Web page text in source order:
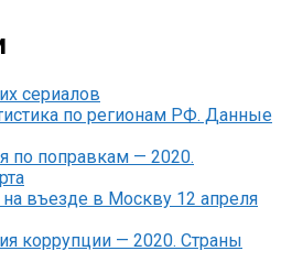
сериалов
по регионам РФ. Данные
по поправкам — 2020.
на въезде в Москву 12 апреля
коррупции — 2020. Страны